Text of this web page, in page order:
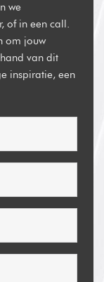
we
of in een call.
om jouw
van dit
inspiratie, een